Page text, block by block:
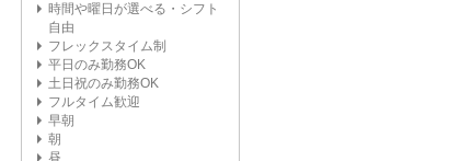
時間や曜日が選べる・シフト
自由
フレックスタイム制
平日のみ勤務OK
土日祝のみ勤務OK
フルタイム歓迎
早朝
朝
昼